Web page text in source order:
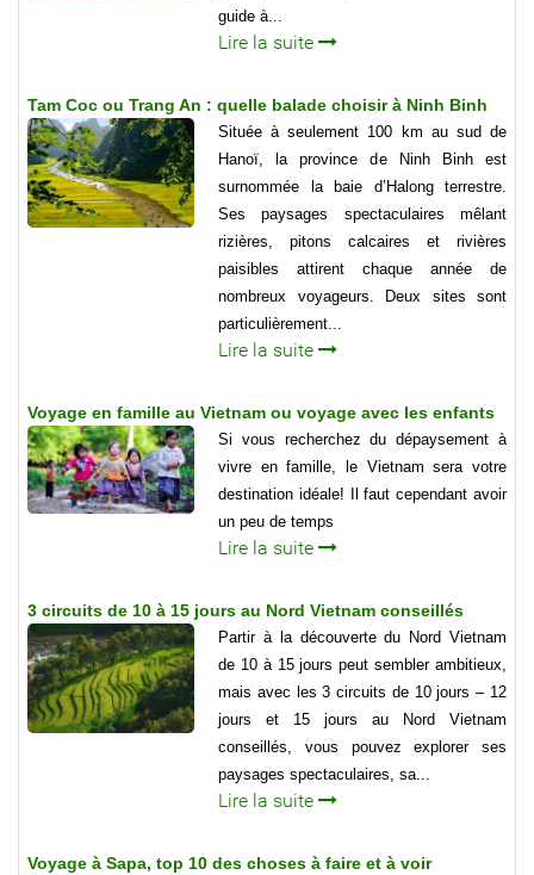
guide à...
Lire la suite
Tam Coc ou Trang An : quelle balade choisir à Ninh Binh
Située à seulement 100 km au sud de
Hanoï, la province de Ninh Binh est
surnommée la baie d’Halong terrestre.
Ses paysages spectaculaires mêlant
rizières, pitons calcaires et rivières
paisibles attirent chaque année de
nombreux voyageurs. Deux sites sont
particulièrement...
Lire la suite
Voyage en famille au Vietnam ou voyage avec les enfants
Si vous recherchez du dépaysement à
vivre en famille, le Vietnam sera votre
destination idéale! Il faut cependant avoir
un peu de temps
Lire la suite
3 circuits de 10 à 15 jours au Nord Vietnam conseillés
Partir à la découverte du Nord Vietnam
de 10 à 15 jours peut sembler ambitieux,
mais avec les 3 circuits de 10 jours – 12
jours et 15 jours au Nord Vietnam
conseillés, vous pouvez explorer ses
paysages spectaculaires, sa...
Lire la suite
Voyage à Sapa, top 10 des choses à faire et à voir